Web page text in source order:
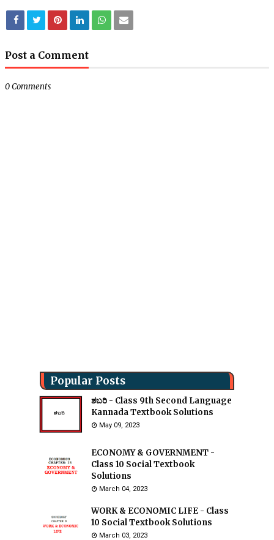
Post a Comment
0 Comments
Popular Posts
ಶಬರಿ - Class 9th Second Language
Kannada Textbook Solutions
May 09, 2023
ECONOMY & GOVERNMENT -
Class 10 Social Textbook
Solutions
March 04, 2023
WORK & ECONOMIC LIFE - Class
10 Social Textbook Solutions
March 03, 2023